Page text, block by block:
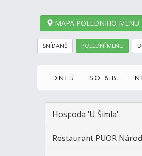
MAPA POLEDNÍHO MENU
SNÍDANĚ POLEDNÍ MENU
DNES SO 8.8.
Hospoda 'U Šimla'
Restaurant PUOR